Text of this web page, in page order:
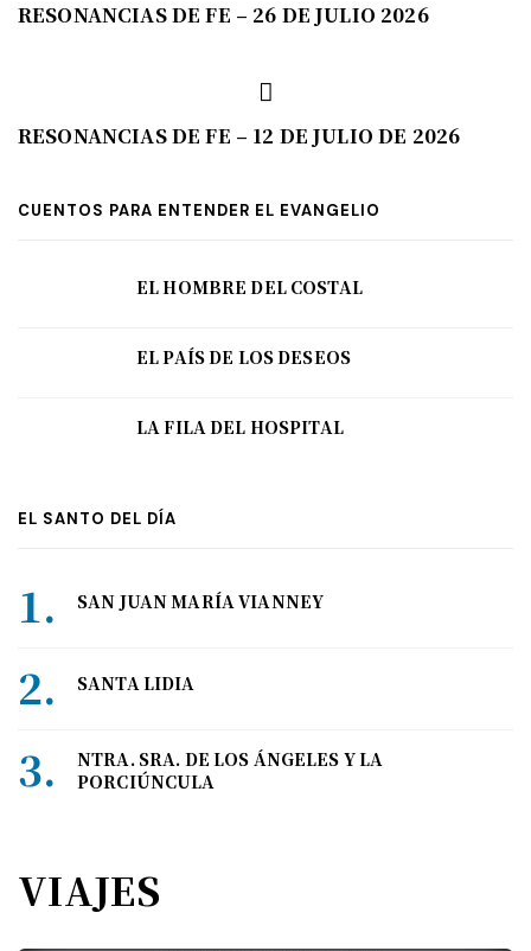
RESONANCIAS DE FE – 26 DE JULIO 2026
RESONANCIAS DE FE – 12 DE JULIO DE 2026
CUENTOS PARA ENTENDER EL EVANGELIO
EL HOMBRE DEL COSTAL
EL PAÍS DE LOS DESEOS
LA FILA DEL HOSPITAL
EL SANTO DEL DÍA
SAN JUAN MARÍA VIANNEY
SANTA LIDIA
NTRA. SRA. DE LOS ÁNGELES Y LA
PORCIÚNCULA
VIAJES